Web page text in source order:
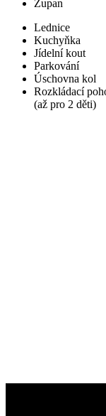
Župan
Lednice
Kuchyňka
Jídelní kout
Parkování
Úschovna kol
Rozkládací
(až pro 2 děti)